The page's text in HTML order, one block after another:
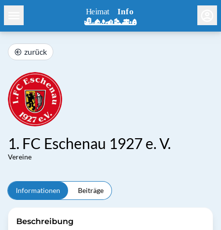
zurück
1. FC Eschenau 1927 e. V.
Vereine
Informationen Beiträge
Beschreibung